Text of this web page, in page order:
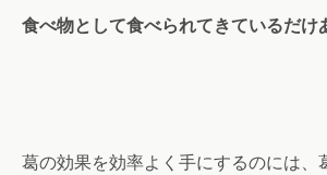
食べ物として食べられてきているだけ
葛の効果を効率よく手にするのには、